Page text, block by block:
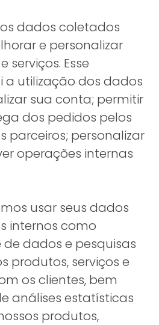
dados coletados
e personalizar
serviços. Esse
utilização dos dados
sua conta; permitir
dos pedidos pelos
parceiros; personalizar
operações internas
usar seus dados
internos como
dados e pesquisas
produtos, serviços e
os clientes, bem
análises estatísticas
produtos,